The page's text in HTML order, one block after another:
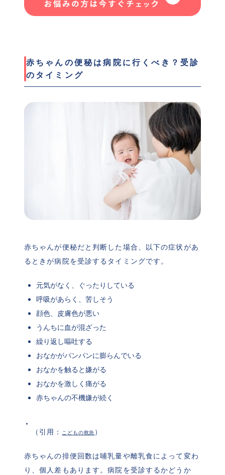
赤ちゃんの便秘は病院に行くべき？受診
のタイミング
赤ちゃんが便秘だと判断した場合、以下の症状があ
るときが病院を受診するタイミングです。
元気がなく、ぐったりしている
呼吸があらく、苦しそう
顔色、皮膚色が悪い
うんちに血が混ざった
繰り返し嘔吐する
おなかがパンパンに膨らんでいる
おなかを触ると嫌がる
おなかを激しく痛がる
赤ちゃんの不機嫌が続く
（引用： こどもの救急 ）
赤ちゃんの排便回数は哺乳量や離乳食によって変わ
り、個人差もあります。病院を受診するかどうか